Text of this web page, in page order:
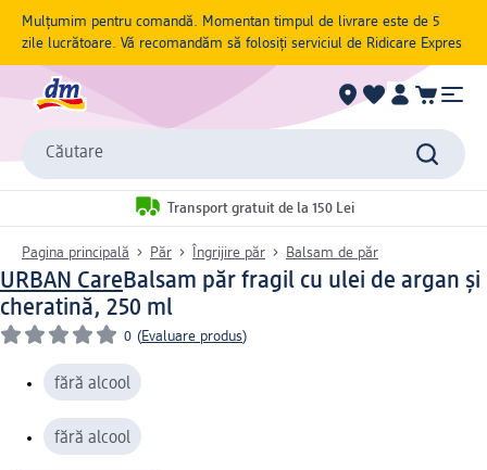
Mulțumim pentru comandă. Momentan timpul de livrare este de 5
zile lucrătoare. Vă recomandăm să folosiți serviciul de Ridicare Expres
Căutare
Transport gratuit de la 150 Lei
Pagina principală Păr Îngrijire păr Balsam de păr
URBAN CareBalsam păr fragil cu ulei de argan și
cheratină, 250 ml
0 (Evaluare produs)
fără alcool
fără alcool